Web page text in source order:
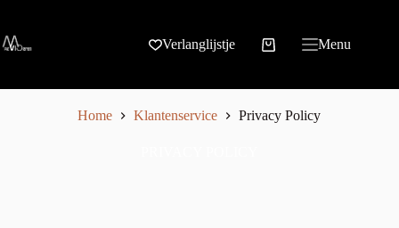
Verlanglijstje Menu
Home Klantenservice Privacy Policy